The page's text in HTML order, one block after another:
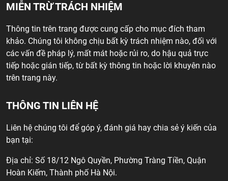
MIỄN TRỪ TRÁCH NHIỆM
Thông tin trên trang được cung cấp cho mục đích tham
khảo. Chúng tôi không chịu bất kỳ trách nhiệm nào, đối với
các vấn đề pháp lý, mất mát hoặc rủi ro, do hậu quả trực
tiếp hoặc gián tiếp, từ bất kỳ thông tin hoặc lời khuyên nào
trên trang này.
THÔNG TIN LIÊN HỆ
Liên hệ chúng tôi để góp ý, đánh giá hay chia sẻ ý kiến của
bạn tại:
Địa chỉ: Số 18/12 Ngô Quyền, Phường Tràng Tiền, Quận
Hoàn Kiếm, Thành phố Hà Nội.